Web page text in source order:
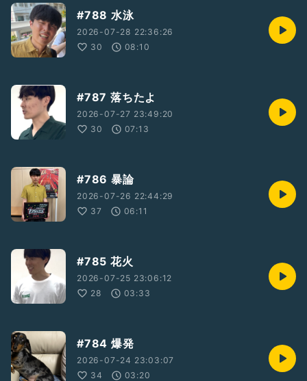
#788 水泳
2026-07-28 22:36:26
30
08:10
#787 落ちたよ
2026-07-27 23:49:20
30
07:13
#786 暴論
2026-07-26 22:44:29
37
06:11
#785 花火
2026-07-25 23:06:12
28
03:33
#784 爆発
2026-07-24 23:03:07
34
03:20